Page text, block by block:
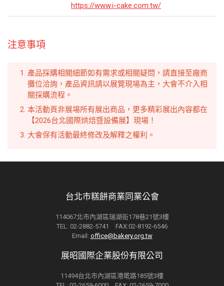
https://www.i-cake.com.tw/
注意事項
產品採購相關細節如有需求或相關疑問，請直接至廠商
攤位洽詢，產品資訊請以展覽現場為主，大會不介入相
關採購流程。
本活動頁非展場所有展出商品，更多精彩展出內容都在
【2026台北國際烘焙暨設備展】現場！
大會保有活動最終修改及解釋之權利。
台北市糕餅商業同業公會
114067北市內湖區瑞湖街178巷21號3樓
TEL: 02-2882-5741 FAX:02-8192-6546
Email: office@bakery.org.tw
展昭國際企業股份有限公司
11494台北市內湖區港墘路185號3樓